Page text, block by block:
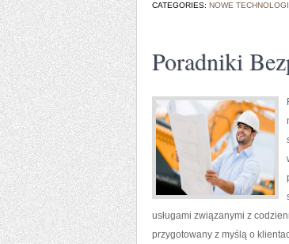
CATEGORIES: NOWE
Poradniki
usługami związanymi z
przygotowany z myślą o